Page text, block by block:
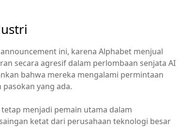
ini, karena Alphabet menjual
secara agresif dalam perlombaan senjata AI
bahwa mereka mengalami permintaan
yang ada.
menjadi pemain utama dalam
ketat dari perusahaan teknologi besar